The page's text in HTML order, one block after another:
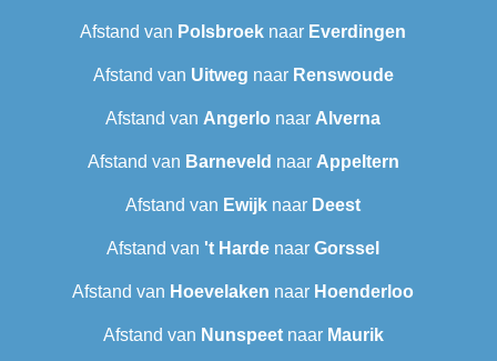
Afstand van Polsbroek naar Everdingen
Afstand van Uitweg naar Renswoude
Afstand van Angerlo naar Alverna
Afstand van Barneveld naar Appeltern
Afstand van Ewijk naar Deest
Afstand van 't Harde naar Gorssel
Afstand van Hoevelaken naar Hoenderloo
Afstand van Nunspeetnaar Maurik